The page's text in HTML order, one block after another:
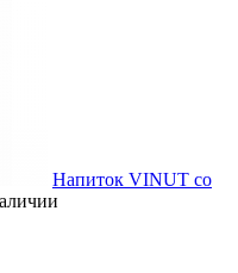
Напиток VINUT со